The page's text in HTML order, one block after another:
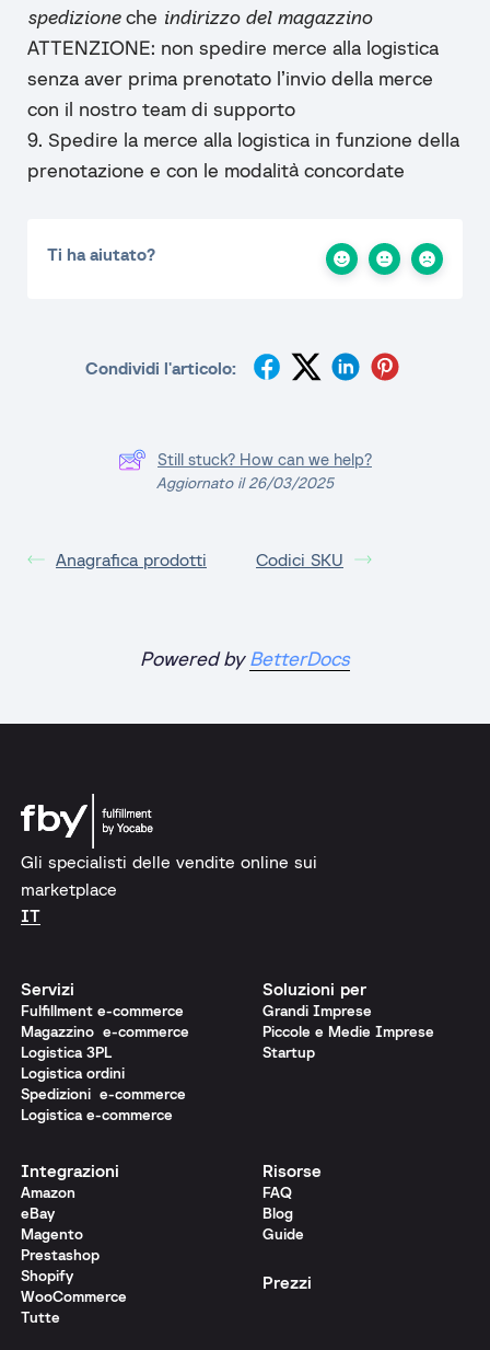
spedizioneche indirizzo del magazzino
ATTENZIONE: non spedire merce alla logistica
senza aver prima prenotato l’invio della merce
con il nostro team di supporto
9. Spedire la merce alla logistica in funzione della
prenotazione e con le modalità concordate
Ti ha aiutato?
Condividi l'articolo:
Still stuck? How can we help?
Aggiornato il 26/03/2025
Anagrafica prodotti Codici SKU
Powered byBetterDocs
Gli specialisti delle vendite online sui
marketplace
IT
Servizi
Fulfillment e-commerce
Magazzino e-commerce
Logistica 3PL
Logistica ordini
Spedizioni e-commerce
Logistica e-commerce
Soluzioni per
Grandi Imprese
Piccole e Medie Imprese
Startup
Integrazioni
Amazon
eBay
Magento
Prestashop
Shopify
WooCommerce
Tutte
Risorse
FAQ
Blog
Guide
Prezzi